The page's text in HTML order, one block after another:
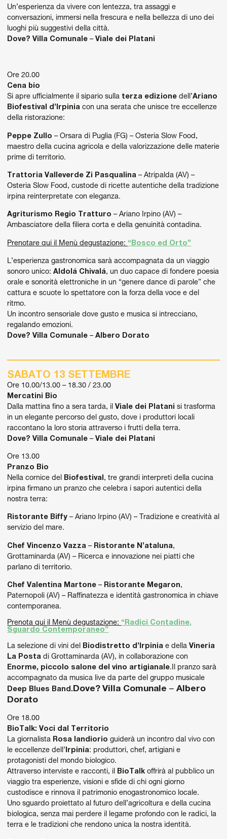
Un’esperienza da vivere con lentezza, tra assaggi e
conversazioni, immersi nella frescura e nella bellezza di uno dei
luoghi più suggestivi della città.
Dove? Villa Comunale – Viale dei Platani
Ore 20.00
Cena bio
Si apre ufficialmente il sipario sulla terza edizione dell’Ariano
Biofestival d’Irpinia con una serata che unisce tre eccellenze
della ristorazione:
Peppe Zullo – Orsara di Puglia (FG) – Osteria Slow Food,
maestro della cucina agricola e della valorizzazione delle materie
prime di territorio.
Trattoria Valleverde Zi Pasqualina – Atripalda (AV) –
Osteria Slow Food, custode di ricette autentiche della tradizione
irpina reinterpretate con eleganza.
Agriturismo Regio Tratturo – Ariano Irpino (AV) –
Ambasciatore della filiera corta e della genuinità contadina.
Prenotare qui il Menù degustazione: “Bosco ed Orto”
L’esperienza gastronomica sarà accompagnata da un viaggio
sonoro unico:Aldolá Chivalá, un duo capace di fondere poesia
orale e sonorità elettroniche in un “genere dance di parole” che
cattura e scuote lo spettatore con la forza della voce e del
ritmo.
Un incontro sensoriale dove gusto e musica si intrecciano,
regalando emozioni.
Dove? Villa Comunale –Albero Dorato
SABATO 13 SETTEMBRE
Ore 10.00/13.00 – 18.30 / 23.00
Mercatini Bio
Dalla mattina fino a sera tarda, ilViale dei Platani si trasforma
in un elegante percorso del gusto, dove i produttori locali
raccontano la loro storia attraverso i frutti della terra.
Dove? Villa Comunale –Viale dei Platani
Ore 13.00
Pranzo Bio
Nella cornice del Biofestival, tre grandi interpreti della cucina
irpina firmano un pranzo che celebra i sapori autentici della
nostra terra:
Ristorante Biffy – Ariano Irpino (AV) – Tradizione e creatività al
servizio del mare.
Chef Vincenzo Vazza – Ristorante N’ataluna,
Grottaminarda (AV) – Ricerca e innovazione nei piatti che
parlano di territorio.
Chef Valentina Martone – Ristorante Megaron,
Paternopoli (AV) – Raffinatezza e identità gastronomica in chiave
contemporanea.
Prenota qui il Menù degustazione: “Radici Contadine,
Sguardo Contemporaneo”
La selezione di vini del Biodistretto d’Irpinia e dellaVineria
La Posta di Grottaminarda (AV), in collaborazione con
Enorme, piccolo salone del vino artigianale.Il pranzo sarà
accompagnato da musica live da parte del gruppo musicale
Deep Blues Band.Dove? Villa Comunale –Albero
Dorato
Ore 18.00
BioTalk: Voci dal Territorio
La giornalista Rosa Iandiorio guiderà un incontro dal vivo con
le eccellenze dell’Irpinia: produttori, chef, artigiani e
protagonisti del mondo biologico.
Attraverso interviste e racconti, il BioTalk offrirà al pubblico un
viaggio tra esperienze, visioni e sfide di chi ogni giorno
custodisce e rinnova il patrimonio enogastronomico locale.
Uno sguardo proiettato al futuro dell’agricoltura e della cucina
biologica, senza mai perdere il legame profondo con le radici, la
terra e le tradizioni che rendono unica la nostra identità.